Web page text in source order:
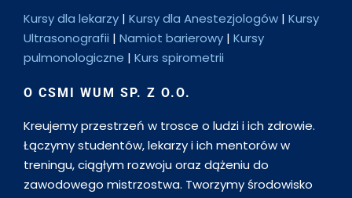
Kursy dla lekarzy | Kursy dla Anestezjologów | Kursy
Ultrasonografii | Namiot barierowy | Kursy
pulmonologiczne | Kurs spirometrii
O CSMI WUM SP. Z O.O.
Kreujemy przestrzeń w trosce o ludzi i ich zdrowie.
Łączymy studentów, lekarzy i ich mentorów w
treningu, ciągłym rozwoju oraz dążeniu do
zawodowego mistrzostwa. Tworzymy środowisko